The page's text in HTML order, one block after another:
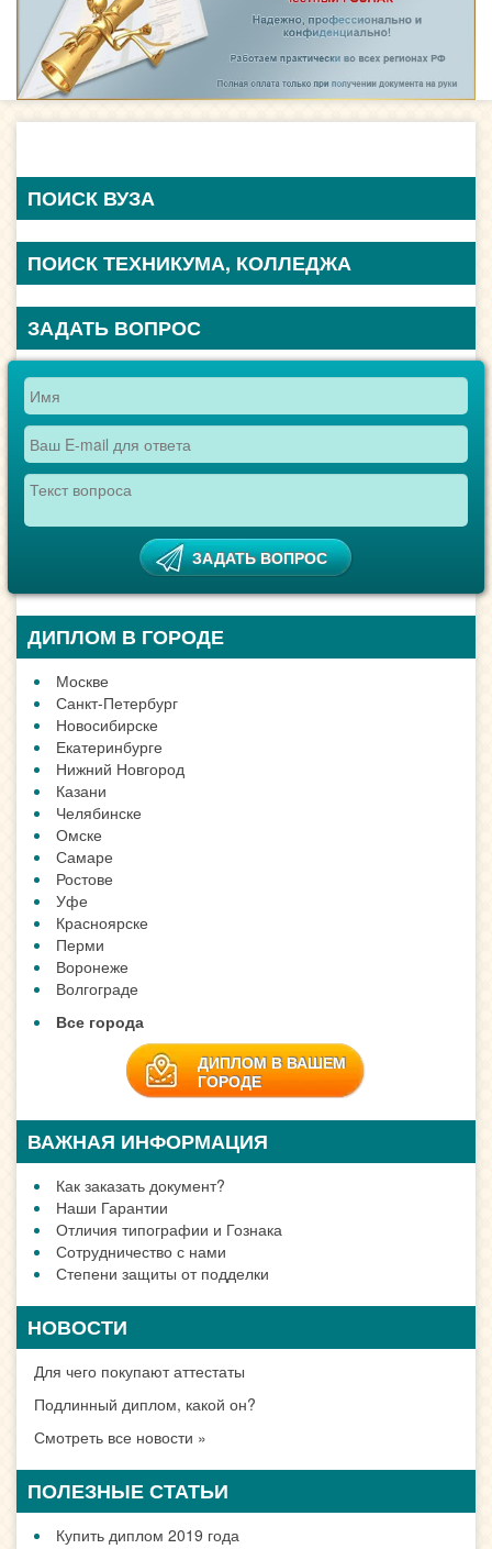
ПОИСК ВУЗА
ПОИСК ТЕХНИКУМА, КОЛЛЕДЖА
ЗАДАТЬ ВОПРОС
ДИПЛОМ В ГОРОДЕ
Москве
Санкт-Петербург
Новосибирске
Екатеринбурге
Нижний Новгород
Казани
Челябинске
Омске
Самаре
Ростове
Уфе
Красноярске
Перми
Воронеже
Волгограде
Все города
ДИПЛОМ В ВАШЕМ
ГОРОДЕ
ВАЖНАЯ ИНФОРМАЦИЯ
Как заказать документ?
Наши Гарантии
Отличия типографии и Гознака
Сотрудничество с нами
Степени защиты от подделки
НОВОСТИ
Для чего покупают аттестаты
Подлинный диплом, какой он?
Смотреть все новости »
ПОЛЕЗНЫЕ СТАТЬИ
Купить диплом 2019 года